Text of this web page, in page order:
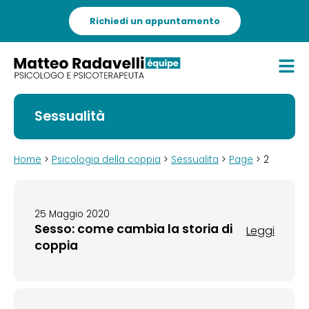
Richiedi un appuntamento
Sessualità
Home > Psicologia della coppia > Sessualita > Page > 2
25 Maggio 2020
Sesso: come cambia la storia di
coppia
Leggi